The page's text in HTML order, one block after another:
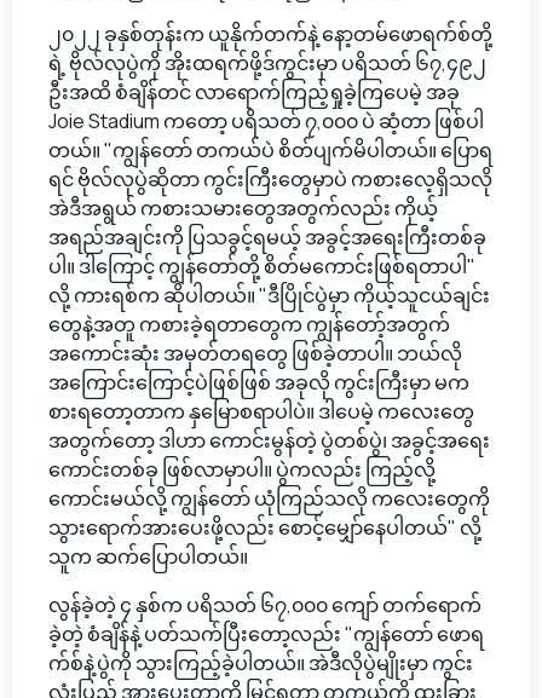
၂၀၂၂ ခုနှစ်တုန်းက ယူနိုက်တက်နဲ့ နော့တမ်ဖောရက်စ်တို့
ရဲ့ ဗိုလ်လုပွဲကို အိုးထရက်ဖို့ဒ်ကွင်းမှာ ပရိသတ် ၆၇,၄၉၂
ဦးအထိ စံချိန်တင် လာရောက်ကြည့်ရှုခဲ့ကြပေမဲ့ အခု
Joie Stadium ကတော့ ပရိသတ် ၇,၀၀၀ ပဲ ဆံ့တာ ဖြစ်ပါ
တယ်။ "ကျွန်တော် တကယ်ပဲ စိတ်ပျက်မိပါတယ်။ ပြောရ
ရင် ဗိုလ်လုပွဲဆိုတာ ကွင်းကြီးတွေမှာပဲ ကစားလေ့ရှိသလို
အဲဒီအရွယ် ကစားသမားတွေအတွက်လည်း ကိုယ့်
အရည်အချင်းကို ပြသခွင့်ရမယ့် အခွင့်အရေးကြီးတစ်ခု
ပါ။ ဒါကြောင့် ကျွန်တော်တို့ စိတ်မကောင်းဖြစ်ရတာပါ"
လို့ ကားရစ်က ဆိုပါတယ်။ "ဒီပြိုင်ပွဲမှာ ကိုယ့်သူငယ်ချင်း
တွေနဲ့အတူ ကစားခဲ့ရတာတွေက ကျွန်တော့်အတွက်
အကောင်းဆုံး အမှတ်တရတွေ ဖြစ်ခဲ့တာပါ။ ဘယ်လို
အကြောင်းကြောင့်ပဲဖြစ်ဖြစ် အခုလို ကွင်းကြီးမှာ မက
စားရတော့တာက နှမြောစရာပါပဲ။ ဒါပေမဲ့ ကလေးတွေ
အတွက်တော့ ဒါဟာ ကောင်းမွန်တဲ့ ပွဲတစ်ပွဲ၊ အခွင့်အရေး
ကောင်းတစ်ခု ဖြစ်လာမှာပါ။ ပွဲကလည်း ကြည့်လို့
ကောင်းမယ်လို့ ကျွန်တော် ယုံကြည်သလို ကလေးတွေကို
သွားရောက်အားပေးဖို့လည်း စောင့်မျှော်နေပါတယ်" လို့
သူက ဆက်ပြောပါတယ်။
လွန်ခဲ့တဲ့ ၄ နှစ်က ပရိသတ် ၆၇,၀၀၀ ကျော် တက်ရောက်
ခဲ့တဲ့ စံချိန်နဲ့ ပတ်သက်ပြီးတော့လည်း "ကျွန်တော် ဖောရ
က်စ်နဲ့ပွဲကို သွားကြည့်ခဲ့ပါတယ်။ အဲဒီလိုပွဲမျိုးမှာ ကွင်း
လုံးပြည့် အားပေးတာကို မြင်ရတာ တကယ့်ကို ထူးခြား